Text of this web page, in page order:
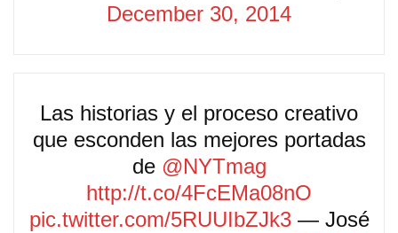
December 30, 2014
Las historias y el proceso creativo
que esconden las mejores portadas
de @NYTmag
http://t.co/4FcEMa08nO
pic.twitter.com/5RUUIbZJk3— José